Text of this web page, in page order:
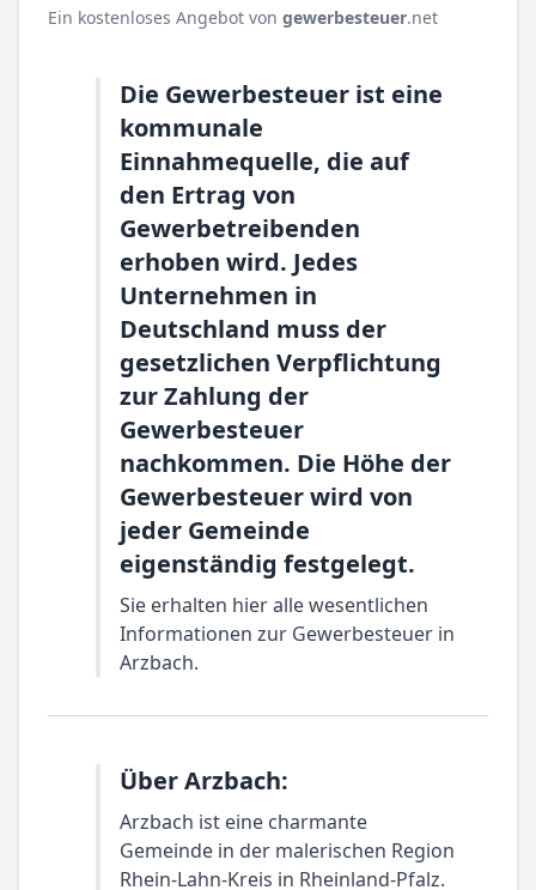
Ein kostenloses Angebot von gewerbesteuer.net
Die Gewerbesteuer ist eine
kommunale
Einnahmequelle, die auf
den Ertrag von
Gewerbetreibenden
erhoben wird. Jedes
Unternehmen in
Deutschland muss der
gesetzlichen Verpflichtung
zur Zahlung der
Gewerbesteuer
nachkommen. Die Höhe der
Gewerbesteuer wird von
jeder Gemeinde
eigenständig festgelegt.
Sie erhalten hier alle wesentlichen
Informationen zur Gewerbesteuer in
Arzbach.
Über Arzbach:
Arzbach ist eine charmante
Gemeinde in der malerischen Region
Rhein-Lahn-Kreis in Rheinland-Pfalz.